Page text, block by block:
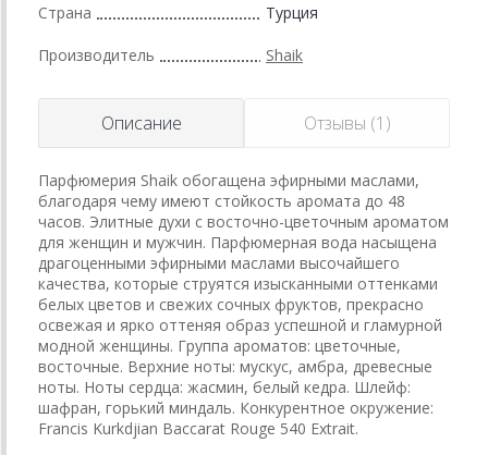
Страна Турция
Производитель Shaik
Описание Отзывы (1)
Парфюмерия Shaik обогащена эфирными маслами,
благодаря чему имеют стойкость аромата до 48
часов. Элитные духи с восточно-цветочным ароматом
для женщин и мужчин. Парфюмерная вода насыщена
драгоценными эфирными маслами высочайшего
качества, которые струятся изысканными оттенками
белых цветов и свежих сочных фруктов, прекрасно
освежая и ярко оттеняя образ успешной и гламурной
модной женщины. Группа ароматов: цветочные,
восточные. Верхние ноты: мускус, амбра, древесные
ноты. Ноты сердца: жасмин, белый кедра. Шлейф:
шафран, горький миндаль. Конкурентное окружение:
Francis Kurkdjian Baccarat Rouge 540 Extrait.